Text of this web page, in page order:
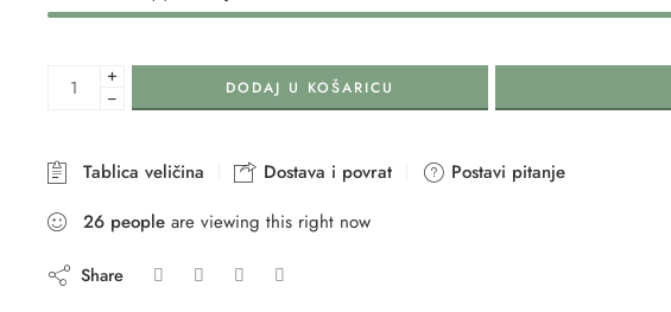
+
−
DODAJ U KOŠARICU
Tablica veličina Dostava i povrat
Postavi pitanje
26 people are viewing this right now
Share